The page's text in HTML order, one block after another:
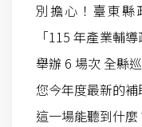
別擔心！臺東縣
「115 年產業輔
舉辦 6 場次 全縣
您今年度最新的
這一場能聽到什麼